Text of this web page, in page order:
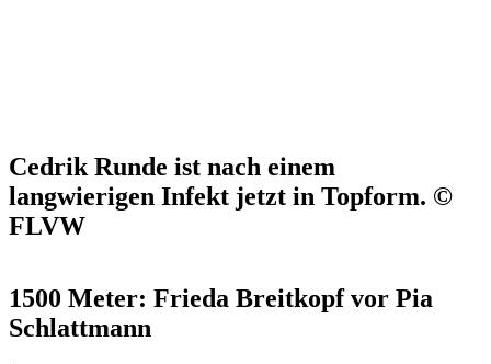
Cedrik Runde ist nach einem
langwierigen Infekt jetzt in Topform. ©
FLVW
1500 Meter: Frieda Breitkopf vor Pia
Schlattmann